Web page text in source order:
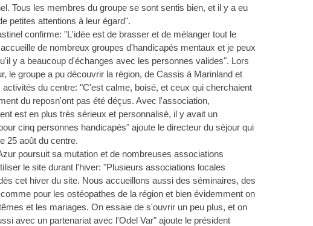
Tous les membres du groupe se sont sentis bien, et il y a eu
petites attentions à leur égard".
confirme: "L'idée est de brasser et de mélanger tout le
de nombreux groupes d'handicapés mentaux et je peux
y a beaucoup d'échanges avec les personnes valides". Lors
le groupe a pu découvrir la région, de Cassis à Marinland et
activités du centre: "C'est calme, boisé, et ceux qui cherchaient
du reposn'ont pas été déçus. Avec l'association,
est en plus très sérieux et personnalisé, il y avait un
cinq personnes handicapés" ajoute le directeur du séjour qui
25 août du centre.
poursuit sa mutation et de nombreuses associations
le site durant l'hiver: "Plusieurs associations locales
cet hiver du site. Nous accueillons aussi des séminaires, des
pour les ostéopathes de la région et bien évidemment on
et les mariages. On essaie de s'ouvrir un peu plus, et on
avec un partenariat avec l'Odel Var" ajoute le président